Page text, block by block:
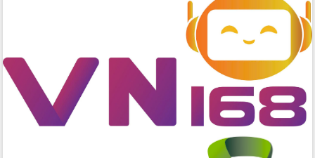
bền vững
Tập huấn nâng cao năng lực triển khai
chuyển đổi số cho cán bộ, công chức
cấp xã
Đắk Lắk phát động hưởng ứng Ngày